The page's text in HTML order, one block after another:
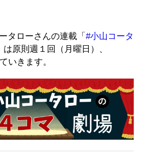
タローさんの連載「 #小山コータ
は原則週１回（月曜日）、
いきます。